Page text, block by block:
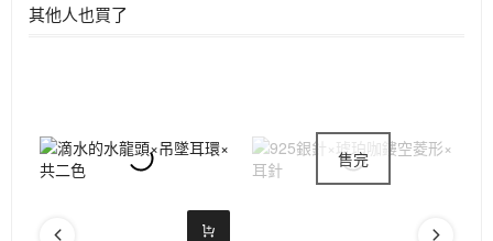
其他人也買了